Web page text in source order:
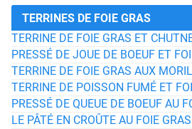
TERRINES DE FOIE GRAS
TERRINE DE FOIE GRAS ET
PRESSÉ DE JOUE DE BOEUF ET
TERRINE DE FOIE GRAS AUX
TERRINE DE POISSON FUMÉ ET
PRESSÉ DE QUEUE DE BOEUF AU
LE PÂTÉ EN CROÛTE AU FOIE